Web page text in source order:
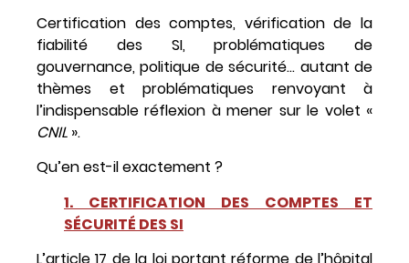
Certification des comptes, vérification de la
fiabilité des SI, problématiques de
gouvernance, politique de sécurité… autant de
thèmes et problématiques renvoyant à
l’indispensable réflexion à mener sur le volet «
CNIL ».
Qu’en est-il exactement ?
1. CERTIFICATION DES COMPTES ET
SÉCURITÉ DES SI